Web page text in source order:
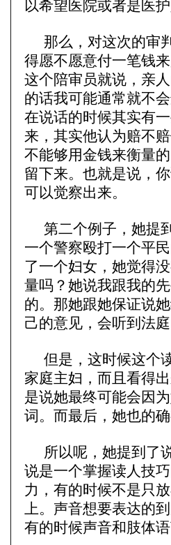
以希望医院或者是医
那么，对这次的审
得愿不愿意付一笔钱
这个陪审员就说，亲
的话我可能通常就不
在说话的时候其实有
来，其实他认为赔不
不能够用金钱来衡量
留下来。也就是说，
可以觉察出来。
第二个例子，她提
一个警察殴打一个平
了一个妇女，她觉得
量吗？她说我跟我的
的。那她跟她保证说
己的意见，会听到法
但是，这时候这个
家庭主妇，而且看得
是说她最终可能会因
词。而最后，她也的
所以呢，她提到了
说是一个掌握读人技
力，有的时候不是只
上。声音想要表达的
有的时候声音和肢体